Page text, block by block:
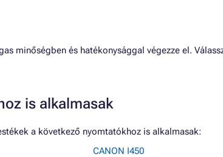
minőségben és hatékonysággal végezze el.
is alkalmasak
a következő nyomtatókhoz is alkalmasak:
CANON I450